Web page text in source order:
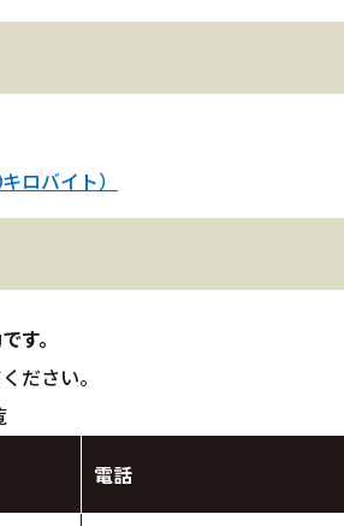
ロバイト）
す。
ださい。
電話